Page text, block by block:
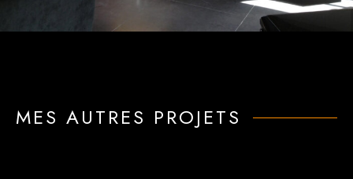
MES AUTRES PROJETS